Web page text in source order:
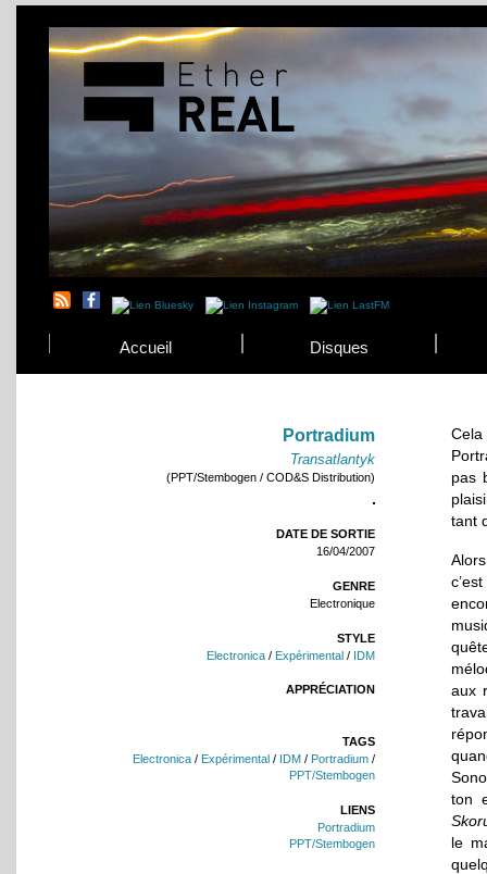
Accueil Disques
Portradium
Transatlantyk
(PPT/Stembogen / COD&S Distribution)
DATE DE SORTIE
16/04/2007
GENRE
Electronique
STYLE
Electronica / Expérimental / IDM
APPRÉCIATION
TAGS
Electronica / Expérimental / IDM / Portradium /
PPT/Stembogen
LIENS
Portradium
PPT/Stembogen
pas
tant
aux
ton
le